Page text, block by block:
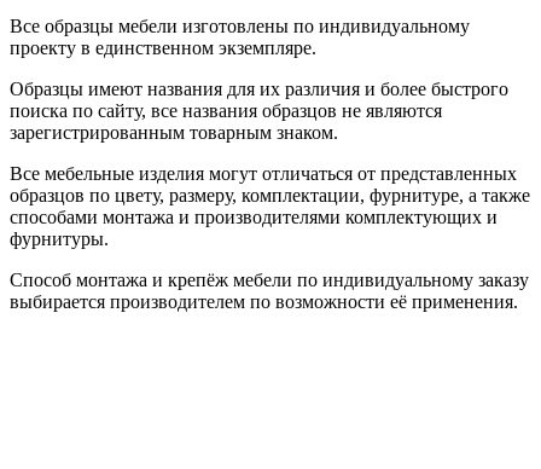
Все образцы мебели изготовлены по индивидуальному
проекту в единственном экземпляре.
Образцы имеют названия для их различия и более быстрого
поиска по сайту, все названия образцов не являются
зарегистрированным товарным знаком.
Все мебельные изделия могут отличаться от представленных
образцов по цвету, размеру, комплектации, фурнитуре, а также
способами монтажа и производителями комплектующих и
фурнитуры.
Способ монтажа и крепёж мебели по индивидуальному заказу
выбирается производителем по возможности её применения.